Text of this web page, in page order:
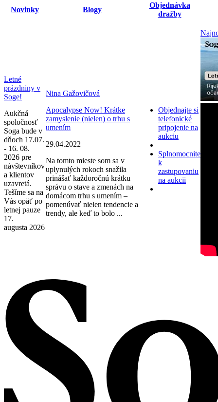
Novinky Blogy
Objednávka
dražby
Letné
prázdniny v
Soge!
Aukčná
spoločnosť
Soga bude v
dňoch 17.07.
- 16. 08.
2026 pre
návštevníkov
a klientov
uzavretá.
Tešíme sa na
Vás opäť po
letnej pauze
17.
augusta 2026
Nina Gažovičová
Apocalypse Now! Krátke
zamyslenie (nielen) o trhu s
umením
29.04.2022
Na tomto mieste som sa v
uplynulých rokoch snažila
prinášať každoročnú krátku
správu o stave a zmenách na
domácom trhu s umením –
pomenúvať nielen tendencie a
trendy, ale keď to bolo ...
Objednajte si
telefonické
pripojenie na
aukciu
Splnomocnite
k
zastupovaniu
na aukcii